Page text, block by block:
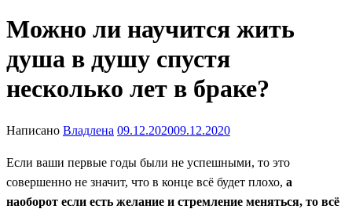
Можно ли научится жить
душа в душу спустя
несколько лет в браке?
Написано Владлена 09.12.202009.12.2020
Если ваши первые годы были не успешными, то это
совершенно не значит, что в конце всё будет плохо, а
наоборот если есть желание и стремление меняться, то всё